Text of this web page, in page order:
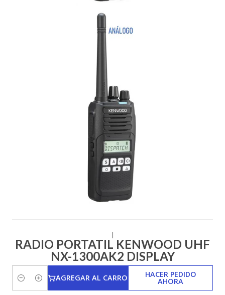
RADIO PORTATIL KENWOOD UHF
NX-1300AK2 DISPLAY
Cantidad
AGREGAR AL CARRO HACER PEDIDO
AHORA